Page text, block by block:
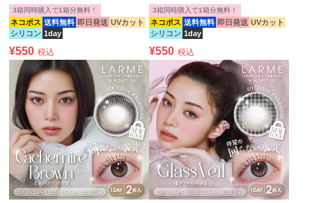
ネコポス 送料無料 即日発送 UVカット
シリコン 1day
3箱同時購入で1箱分無料！
¥550 税込
ネコポス 送料無料 即日発送 UVカット
シリコン 1day
3箱同時購入で1箱分無料！
¥550 税込